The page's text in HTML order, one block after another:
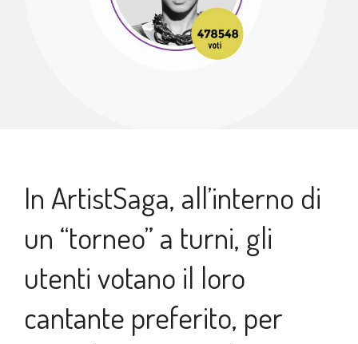
In ArtistSaga, all’interno di
un “torneo” a turni, gli
utenti votano il loro
cantante preferito, per